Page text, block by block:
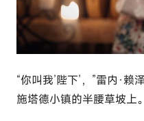
o
m
“你叫我’陛下’，”雷内·
施塔德小镇的半腰草坡上